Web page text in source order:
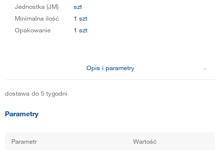
Jednostka (JM)
szt
Minimalna ilość
1 szt
Opakowanie
1 szt
Opis i parametry
dostawa do 5 tygodni
Parametry
Parametr Wartość